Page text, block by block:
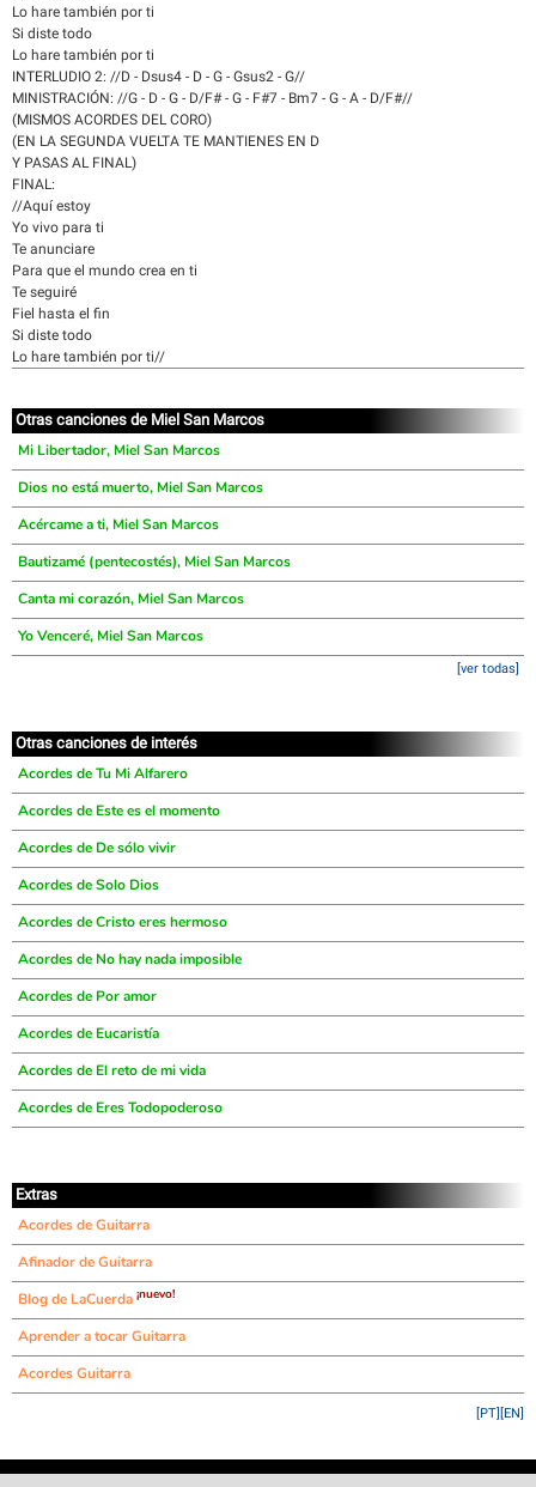
Lo hare también por ti
Si diste todo
Lo hare también por ti
INTERLUDIO 2: //D - Dsus4 - D - G - Gsus2 - G//
MINISTRACIÓN: //G - D - G - D/F# - G - F#7 - Bm7 - G - A - D/F#//
(MISMOS ACORDES DEL CORO)
(EN LA SEGUNDA VUELTA TE MANTIENES EN D
Y PASAS AL FINAL)
FINAL:
//Aquí estoy
Yo vivo para ti
Te anunciare
Para que el mundo crea en ti
Te seguiré
Fiel hasta el fin
Si diste todo
Lo hare también por ti//
Otras canciones de Miel San Marcos
Mi Libertador, Miel San Marcos
Dios no está muerto, Miel San Marcos
Acércame a ti, Miel San Marcos
Bautizamé (pentecostés), Miel San Marcos
Canta mi corazón, Miel San Marcos
Yo Venceré, Miel San Marcos
[ver todas]
Otras canciones de interés
Acordes de Tu Mi Alfarero
Acordes de Este es el momento
Acordes de De sólo vivir
Acordes de Solo Dios
Acordes de Cristo eres hermoso
Acordes de No hay nada imposible
Acordes de Por amor
Acordes de Eucaristía
Acordes de El reto de mi vida
Acordes de Eres Todopoderoso
Extras
Acordes de Guitarra
Afinador de Guitarra
Blog de LaCuerda ¡nuevo!
Aprender a tocar Guitarra
Acordes Guitarra
[EN]
[PT]